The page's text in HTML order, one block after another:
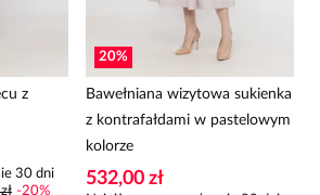
z
30 dni
-20%
20%
Bawełniana wizytowa sukienka
z kontrafałdami w pastelowym
kolorze
532,00 zł